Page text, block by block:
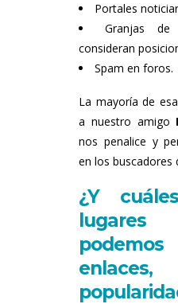
Portales
Granjas
consideran
Spam en foros.
La mayoría de
a nuestro amigo
nos penalice y
en los buscadores
¿Y